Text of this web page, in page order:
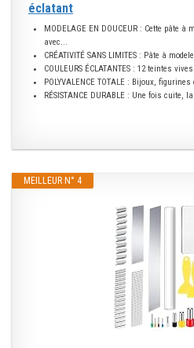
éclatant
MODELAGE EN DOUCEUR : Cette pâte
avec...
CRÉATIVITÉ SANS LIMITES : Pâte à
COULEURS ÉCLATANTES : 12 teintes
POLYVALENCE TOTALE : Bijoux,
RÉSISTANCE DURABLE : Une fois cuite,
MEILLEUR N° 4